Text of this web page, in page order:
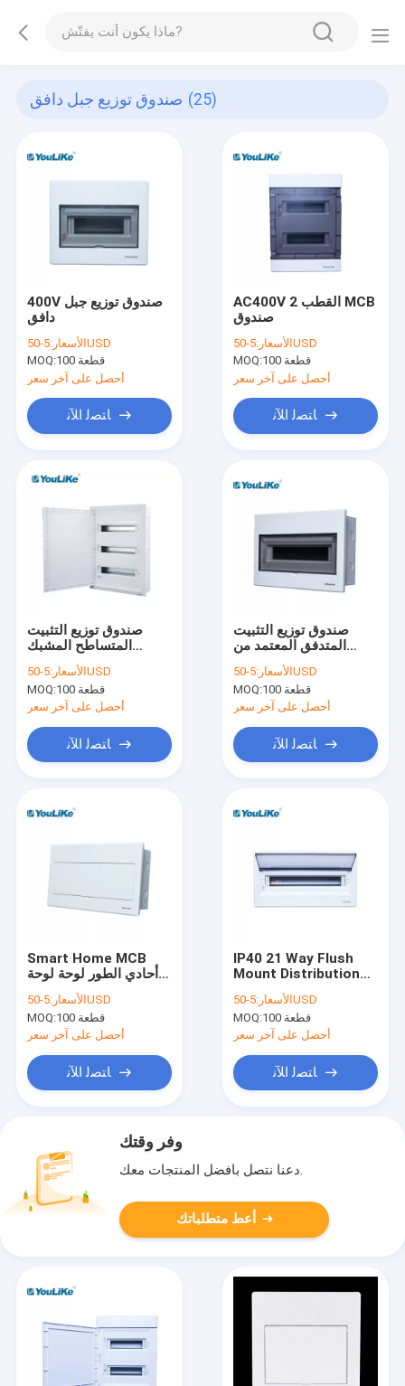
صندوق توزيع جبل دافق (25)
400V صندوق توزيع جبل
دافق
الأسعار: 5-50USD
MOQ:
100 قطعة
أحصل على آخر سعر
ﺎﺘﺼﻟ ﺍﻶﻧ
AC400V 2 القطب MCB
صندوق
الأسعار:5-50USD
MOQ:
100 قطعة
أحصل على آخر سعر
ﺎﺘﺼﻟ ﺍﻶﻧ
صندوق توزيع التثبيت
المتساطح المشبك
المفصلي
الأسعار: 5-50USD
MOQ:
100 قطعة
أحصل على آخر سعر
ﺎﺘﺼﻟ ﺍﻶﻧ
صندوق توزيع التثبيت
المتدفق المعتمد من
المستهلك الخارجية 15
طريقة
الأسعار:5-50USD
MOQ:
100 قطعة
أحصل على آخر سعر
ﺎﺘﺼﻟ ﺍﻶﻧ
Smart Home MCB
أحادي الطور لوحة لوحة
Powder Coating
الأسعار: 5-50USD
MOQ:
100 قطعة
أحصل على آخر سعر
ﺎﺘﺼﻟ ﺍﻶﻧ
IP40 21 Way Flush
Mount Distribution
الجهد المنخفض
الأسعار:5-50USD
MOQ:
100 قطعة
أحصل على آخر سعر
ﺎﺘﺼﻟ ﺍﻶﻧ
وفر وقتك
دعنا نتصل بأفضل المنتجات معك.
أعط متطلباتك